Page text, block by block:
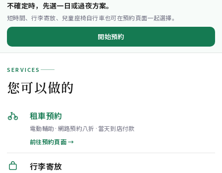
不確定時，先選一日或過夜方案。
短時間、行李寄放、兒童座椅自行車也可在預約頁面一起選擇。
開始預約
SERVICES
您可以做的
租車預約
電動輔助·網路預約八折·當天到店付款
前往預約頁面 →
行李寄放